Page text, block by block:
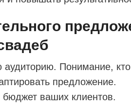
Понимание, кто
предложение.
бюджет ваших клиентов.